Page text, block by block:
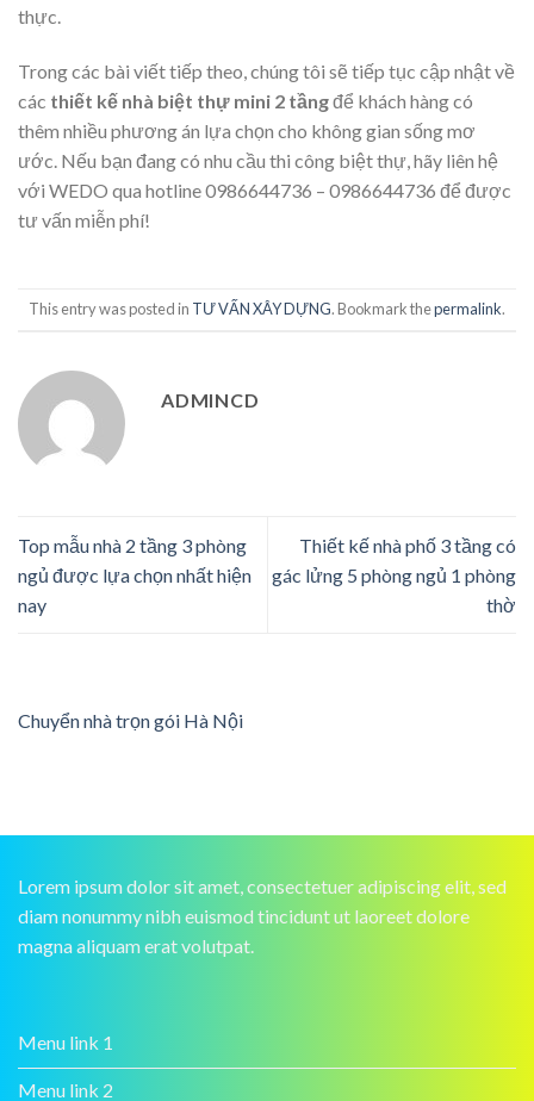
thực.
Trong các bài viết tiếp theo, chúng tôi sẽ tiếp tục cập nhật về
các thiết kế nhà biệt thự mini 2 tầngđể khách hàng có
thêm nhiều phương án lựa chọn cho không gian sống mơ
ước. Nếu bạn đang có nhu cầu thi công biệt thự, hãy liên hệ
với WEDO qua hotline 0986644736 – 0986644736 để được
tư vấn miễn phí!
This entry was posted in TƯ VẤN XÂY DỰNG. Bookmark thepermalink.
ADMINCD
Top mẫu nhà 2 tầng 3 phòng
ngủ được lựa chọn nhất hiện
nay
Thiết kế nhà phố 3 tầng có
gác lửng 5 phòng ngủ 1 phòng
thờ
Chuyển nhà trọn gói Hà Nội
Lorem ipsum dolor sit amet, consectetuer adipiscing elit, sed
diam nonummy nibh euismod tincidunt ut laoreet dolore
magna aliquam erat volutpat.
Menu link 1
Menu link 2